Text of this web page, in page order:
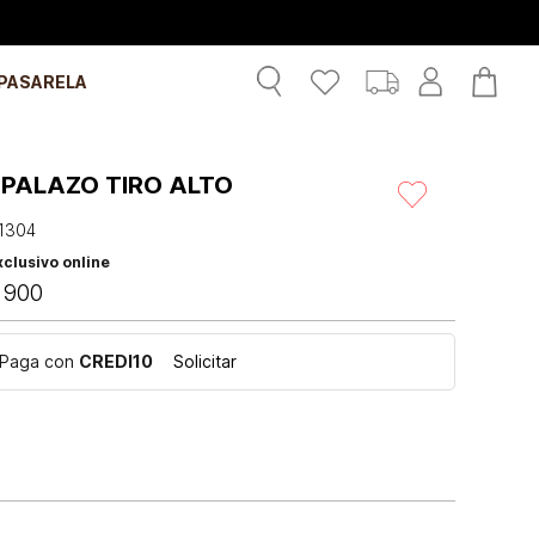
TIRO ALTO
online
900
Paga con CREDI10 Solicitar